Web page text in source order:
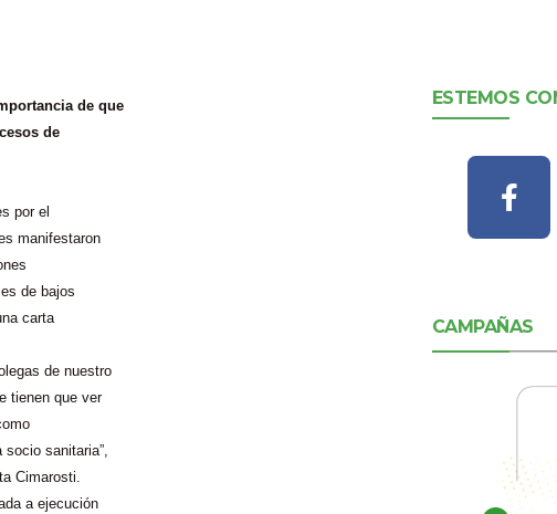
de que
de
por el
manifestaron
de bajos
carta
de nuestro
tienen que ver
sanitaria”,
Cimarosti.
a ejecución
ESTEMOS
CAMPAÑAS